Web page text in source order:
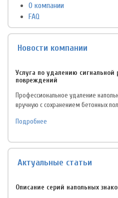
О компании
FAQ
Новости компании
Услуга по удалению сигнальной
повреждений
Профессиональное удаление
вручную с сохранением бетонных
Подробнее
Актуальные статьи
Описание серий напольных